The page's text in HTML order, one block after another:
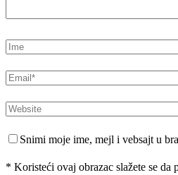
Snimi moje ime, mejl i vebsajt u
* Koristeći ovaj obrazac slažete se da